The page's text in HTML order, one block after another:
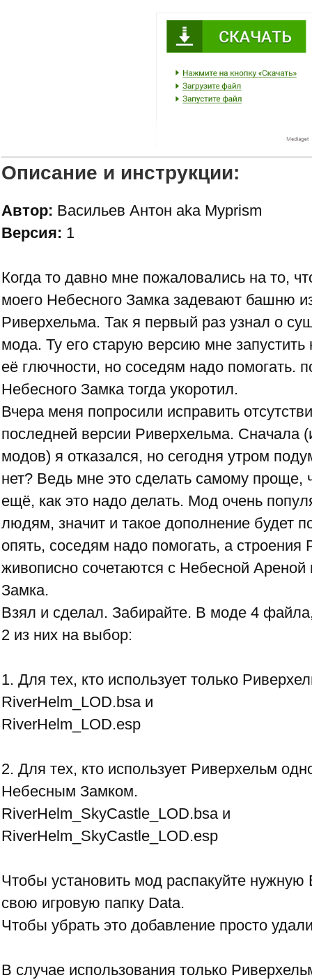
Описание и инструкции:
Автор: Васильев Антон aka Myprism
Версия: 1
Когда то давно мне пожаловались на то,
моего Небесного Замка задевают башню
Риверхельма. Так я первый раз узнал о
мода. Ту его старую версию мне запустить
её глючности, но соседям надо помогать.
Небесного Замка тогда укоротил.
Вчера меня попросили исправить
последней версии Риверхельма. Сначала
модов) я отказался, но сегодня утром
нет? Ведь мне это сделать самому проще,
ещё, как это надо делать. Мод очень
людям, значит и такое дополнение будет
опять, соседям надо помогать, а строения
живописно сочетаются с Небесной Ареной
Замка.
Взял и сделал. Забирайте. В моде 4
2 из них на выбор:
1. Для тех, кто использует только
RiverHelm_LOD.bsa и
RiverHelm_LOD.esp
2. Для тех, кто использует Риверхельм
Небесным Замком.
RiverHelm_SkyCastle_LOD.bsa и
RiverHelm_SkyCastle_LOD.esp
Чтобы установить мод распакуйте
свою игровую папку Data.
Чтобы убрать это добавление просто
В случае использования только